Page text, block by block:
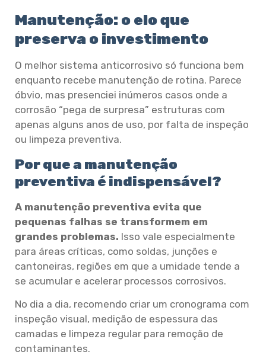
Manutenção: o elo que
preserva o investimento
O melhor sistema anticorrosivo só funciona bem
enquanto recebe manutenção de rotina. Parece
óbvio, mas presenciei inúmeros casos onde a
corrosão “pega de surpresa” estruturas com
apenas alguns anos de uso, por falta de inspeção
ou limpeza preventiva.
Por que a manutenção
preventiva é indispensável?
A manutenção preventiva evita que
pequenas falhas se transformem em
grandes problemas. Isso vale especialmente
para áreas críticas, como soldas, junções e
cantoneiras, regiões em que a umidade tende a
se acumular e acelerar processos corrosivos.
No dia a dia, recomendo criar um cronograma com
inspeção visual, medição de espessura das
camadas e limpeza regular para remoção de
contaminantes.